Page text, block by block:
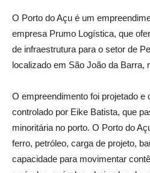
O Porto do Açu é um
empresa Prumo Logística, que
de infraestrutura para o setor de
localizado em São João da Barra,
O empreendimento foi projetado e
controlado por Eike Batista, que
minoritária no porto. O Porto do
ferro, petróleo, carga de projeto,
capacidade para movimentar